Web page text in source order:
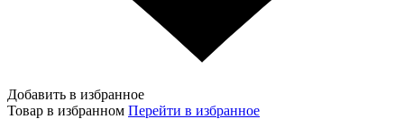
Добавить в избранное
Товар в избранном Перейти в избранное